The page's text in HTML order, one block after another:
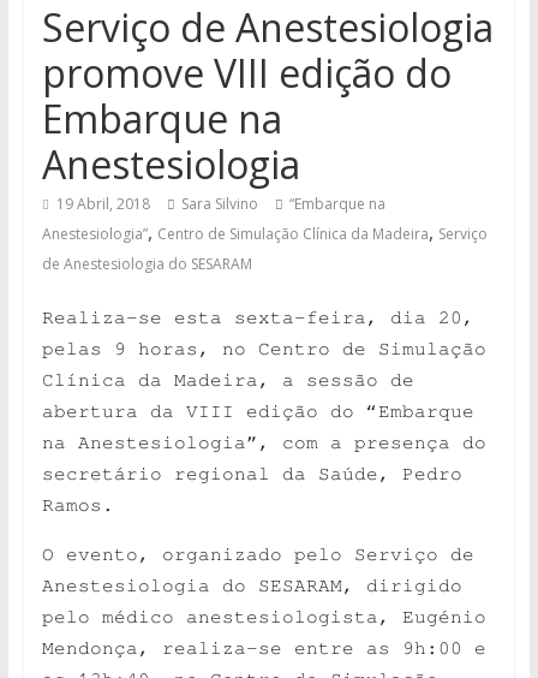
Serviço de Anestesiologia
promove VIII edição do
Embarque na
Anestesiologia
19 Abril, 2018 Sara Silvino
“Embarque na
Anestesiologia”, Centro de Simulação Clínica da Madeira, Serviço
de Anestesiologia do SESARAM
Realiza-se esta sexta-feira, dia 20,
pelas 9 horas, no Centro de Simulação
Clínica da Madeira, a sessão de
abertura da VIII edição do “Embarque
na Anestesiologia”, com a presença do
secretário regional da Saúde, Pedro
Ramos.
O evento, organizado pelo Serviço de
Anestesiologia do SESARAM, dirigido
pelo médico anestesiologista, Eugénio
Mendonça, realiza-se entre as 9h:00 e